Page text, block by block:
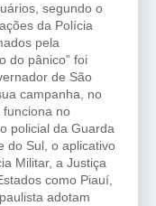
segundo o
da Polícia
pela
do pânico” foi
de São
campanha, no
no
policial da Guarda
do Sul, o aplicativo
Militar, a Justiça
como Piauí,
adotam